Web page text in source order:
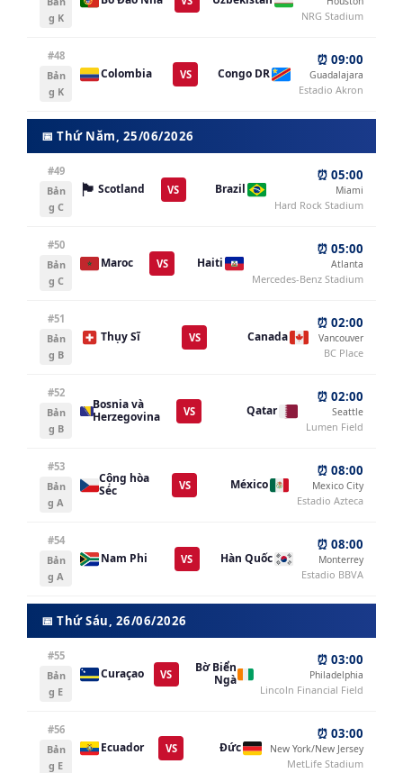
g K
NRG Stadium
#48
Bản
g K
Colombia VS Congo DR
⏰ 09:00
Guadalajara
Estadio Akron
📅 Thứ Năm, 25/06/2026
#49
Bản
g C
🏴󠁧󠁢󠁳󠁣󠁴󠁿 Scotland VS Brazil
⏰ 05:00
Miami
Hard Rock Stadium
#50
Bản
g C
Maroc VS Haiti
⏰ 05:00
Atlanta
Mercedes-Benz Stadium
#51
Bản
g B
Thụy Sĩ VS Canada
⏰ 02:00
Vancouver
BC Place
#52
Bản
g B
Bosnia và
Herzegovina
VS Qatar
⏰ 02:00
Seattle
Lumen Field
#53
Bản
g A
Cộng hòa
Séc
VS México
⏰ 08:00
Mexico City
Estadio Azteca
#54
Bản
g A
Nam Phi VS Hàn Quốc
⏰ 08:00
Monterrey
Estadio BBVA
📅 Thứ Sáu, 26/06/2026
#55
Bản
g E
Curaçao VS
Bờ Biển
Ngà
⏰ 03:00
Philadelphia
Lincoln Financial Field
#56
Bản
g E
Ecuador VS Đức
⏰ 03:00
New York/New Jersey
MetLife Stadium